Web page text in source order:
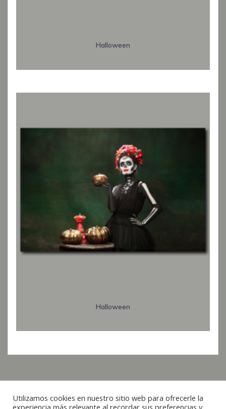
Halloween
Halloween
Utilizamos cookies en nuestro sitio web para ofrecerle la
experiencia más relevante al recordar sus preferencias y
Italiano